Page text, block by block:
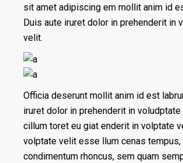
sit amet adipiscing em mollit anim id
Duis aute iruret dolor in prehenderit in
velit.
Officia deserunt mollit anim id est
iruret dolor in prehenderit in
cillum toret eu giat enderit in volptate
volptate velit esse llum cenas
condimentum rhoncus, sem quam